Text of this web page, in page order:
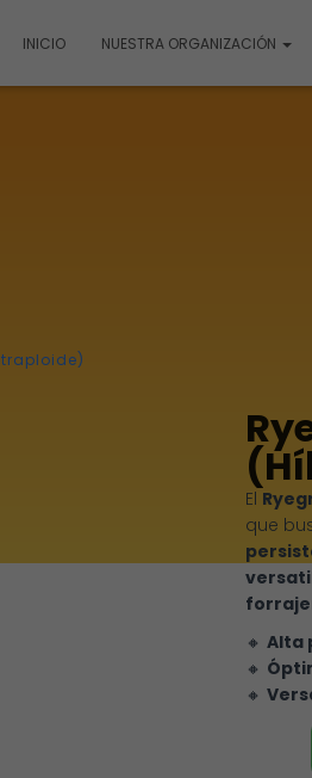
INICIO NUESTRA ORGANIZACIÓN
El
que
🔸 Alta
🔸
🔸